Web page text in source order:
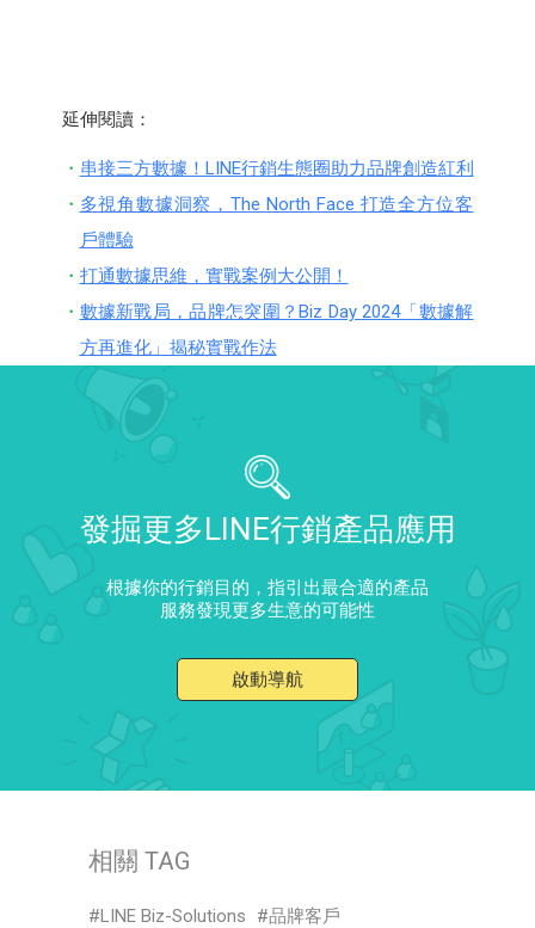
延伸閱讀：
串接三方數據！LINE行銷生態圈助力品牌創造紅利
多視角數據洞察，The North Face 打造全方位客
戶體驗
打通數據思維，實戰案例大公開！
數據新戰局，品牌怎突圍？Biz Day 2024「數據解
方再進化」揭秘實戰作法
發掘更多LINE行銷產品應用
根據你的行銷目的，指引出最合適的產品
服務發現更多生意的可能性
啟動導航
相關 TAG
LINE Biz-Solutions
品牌客戶